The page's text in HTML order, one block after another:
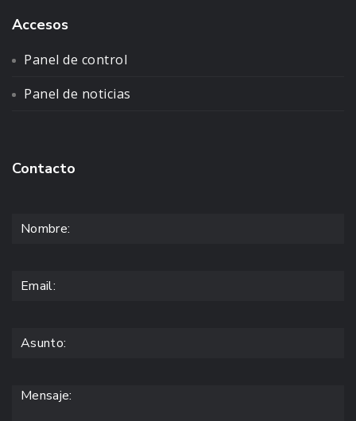
Accesos
Panel de control
Panel de noticias
Contacto